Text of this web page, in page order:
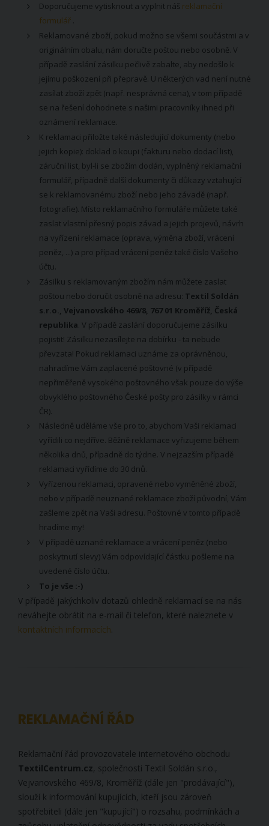
Doporučujeme vytisknout a vyplnit náš reklamační
formulář .
Reklamované zboží, pokud možno se všemi součástmi a v
originálním obalu, nám doručte poštou nebo osobně. V
případě zaslání zásilku pečlivě zabalte, aby nedošlo k
jejímu poškození při přepravě. U některých vad není nutné
zasílat zboží zpět (např. nesprávná cena), v tom případě
se na řešení dohodnete s našimi pracovníky ihned při
oznámení reklamace.
K reklamaci přiložte také následující dokumenty (nebo
jejich kopie): doklad o koupi (fakturu nebo dodací list),
záruční list, byl-li se zbožím dodán, vyplněný reklamační
formulář, případně další dokumenty či důkazy vztahující
se k reklamovanému zboží nebo jeho závadě (např.
fotografie). Místo reklamačního formuláře můžete také
zaslat vlastní přesný popis závad a jejich projevů, návrh
na vyřízení reklamace (oprava, výměna zboží, vrácení
peněz, ...) a pro případ vrácení peněz také číslo Vašeho
účtu.
Zásilku s reklamovaným zbožím nám můžete zaslat
poštou nebo doručit osobně na adresu: Textil Soldán
s.r.o., Vejvanovského 469/8, 767 01 Kroměříž, Česká
republika. V případě zaslání doporučujeme zásilku
pojistit! Zásilku nezasílejte na dobírku - ta nebude
převzata! Pokud reklamaci uznáme za oprávněnou,
nahradíme Vám zaplacené poštovné (v případě
nepřiměřeně vysokého poštovného však pouze do výše
obvyklého poštovného České pošty pro zásilky v rámci
ČR).
Následně uděláme vše pro to, abychom Vaši reklamaci
vyřídili co nejdříve. Běžně reklamace vyřizujeme během
několika dnů, případně do týdne. V nejzazším případě
reklamaci vyřídíme do 30 dnů.
Vyřízenou reklamaci, opravené nebo vyměněné zboží,
nebo v případě neuznané reklamace zboží původní, Vám
zašleme zpět na Vaši adresu. Poštovné v tomto případě
hradíme my!
V případě uznané reklamace a vrácení peněz (nebo
poskytnutí slevy) Vám odpovídající částku pošleme na
uvedené číslo účtu.
To je vše :-)
V případě jakýchkoliv dotazů ohledně reklamací se na nás
neváhejte obrátit na e-mail či telefon, které naleznete v
kontaktních informacích.
REKLAMAČNÍ ŘÁD
Reklamační řád provozovatele internetového obchodu
TextilCentrum.cz, společnosti Textil Soldán s.r.o.,
Vejvanovského 469/8, Kroměříž (dále jen "prodávající"),
slouží k informování kupujících, kteří jsou zároveň
spotřebiteli (dále jen "kupující") o rozsahu, podmínkách a